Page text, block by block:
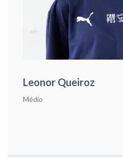
Leonor Queiroz
Médio